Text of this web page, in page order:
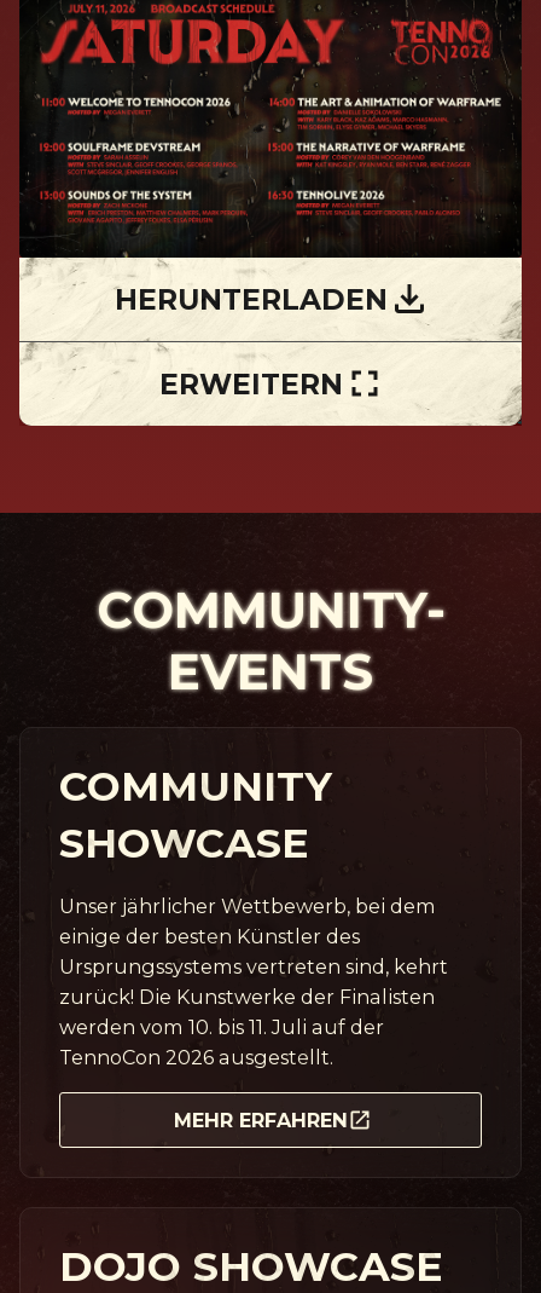
HERUNTERLADEN
ERWEITERN
COMMUNITY-
EVENTS
COMMUNITY
SHOWCASE
Unser jährlicher Wettbewerb, bei dem
einige der besten Künstler des
Ursprungssystems vertreten sind, kehrt
zurück! Die Kunstwerke der Finalisten
werden vom 10. bis 11. Juli auf der
TennoCon 2026 ausgestellt.
MEHR ERFAHREN
DOJO SHOWCASE